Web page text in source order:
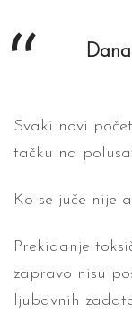
Svaki novi
tačku na
Ko se juče nije
Prekidanje
zapravo nisu
ljubavnih